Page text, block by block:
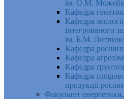
ім. О.М.
Кафедра
Кафедра
інтегрованого
ім. Б.М.
Кафедра
Кафедра
Кафедра
Кафедра
продукції
Факультет